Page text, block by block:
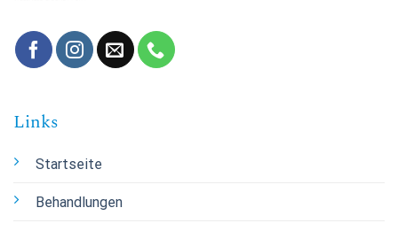
Links
Startseite
Behandlungen